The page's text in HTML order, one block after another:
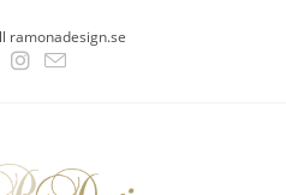
ramonadesign.se